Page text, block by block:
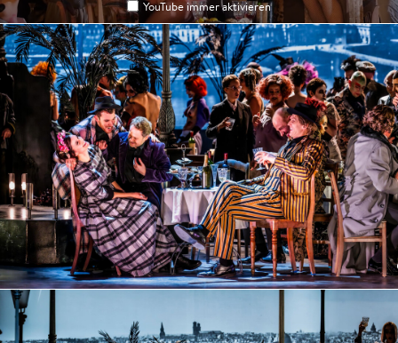
YouTube immer aktivieren
YouTube immer aktivieren